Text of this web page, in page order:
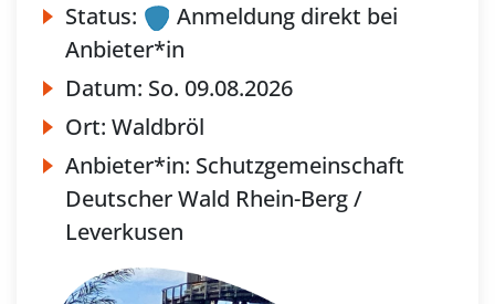
Status:
Anmeldung direkt bei
Anbieter*in
Datum: So. 09.08.2026
Ort: Waldbröl
Anbieter*in: Schutzgemeinschaft
Deutscher Wald Rhein-Berg /
Leverkusen